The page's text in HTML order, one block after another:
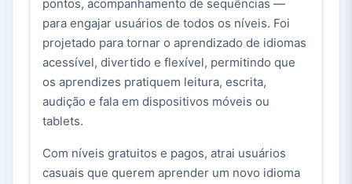
pontos, acompanhamento de sequências —
para engajar usuários de todos os níveis. Foi
projetado para tornar o aprendizado de idiomas
acessível, divertido e flexível, permitindo que
os aprendizes pratiquem leitura, escrita,
audição e fala em dispositivos móveis ou
tablets.
Com níveis gratuitos e pagos, atrai usuários
casuais que querem aprender um novo idioma